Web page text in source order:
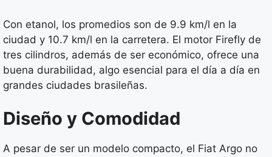
Con etanol, los promedios son de 9.9 km/l en la
ciudad y 10.7 km/l en la carretera. El motor Firefly de
tres cilindros, además de ser económico, ofrece una
buena durabilidad, algo esencial para el día a día en
grandes ciudades brasileñas.
Diseño y Comodidad
A pesar de ser un modelo compacto, el Fiat Argo no